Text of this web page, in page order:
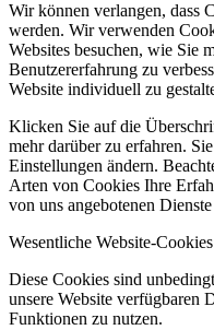
Wir können verlangen, dass
werden. Wir verwenden
Websites besuchen, wie Sie
Benutzererfahrung zu
Website individuell zu
Klicken Sie auf die
mehr darüber zu erfahren.
Einstellungen ändern.
Arten von Cookies Ihre
von uns angebotenen
Wesentliche Website-Cookies
Diese Cookies sind
unsere Website verfügbaren
Funktionen zu nutzen.